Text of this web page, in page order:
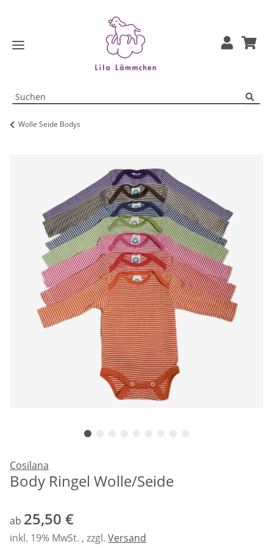
Wolle Seide Bodys
Cosilana
Body Ringel Wolle/Seide
ab 25,50 €
inkl. 19% MwSt. , zzgl. Versand